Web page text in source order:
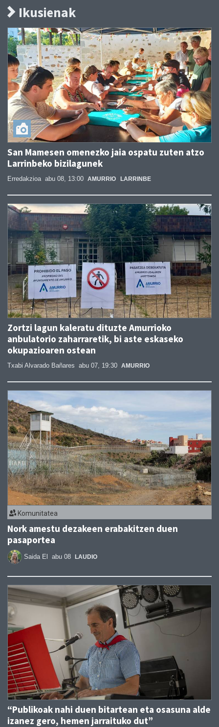
Ikusienak
San Mamesen omenezko jaia ospatu zuten atzo
Larrinbeko bizilagunek
Erredakzioa abu 08, 13:00 AMURRIO LARRINBE
Zortzi lagun kaleratu dituzte Amurrioko
anbulatorio zaharraretik, bi aste eskaseko
okupazioaren ostean
Txabi Alvarado Bañares abu 07, 19:30 AMURRIO
Komunitatea
Nork amestu dezakeen erabakitzen duen
pasaportea
Saida El abu 08 LAUDIO
“Publikoak nahi duen bitartean eta osasuna alde
izanez gero, hemen jarraituko dut”